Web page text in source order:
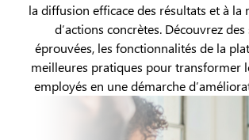
la diffusion efficace des résultats et à
d’actions concrètes. Découvrez
éprouvées, les fonctionnalités de la
meilleures pratiques pour transformer
employés en une démarche